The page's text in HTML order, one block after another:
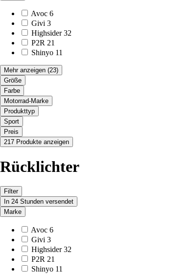
Avoc 6
Givi 3
Highsider 32
P2R 21
Shinyo 11
Mehr anzeigen (23)
Größe
Farbe
Motorrad-Marke
Produkttyp
Sport
Preis
217 Produkte anzeigen
Rücklichter
Filter
In 24 Stunden versendet
Marke
Avoc 6
Givi 3
Highsider 32
P2R 21
Shinyo 11